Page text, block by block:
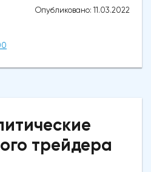
Опубликовано: 11.03.2022
трейдера